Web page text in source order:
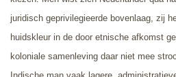
juridisch geprivilegieerde bovenlaag, zij
huidskleur in de door etnische afkomst
koloniale samenleving daar niet mee